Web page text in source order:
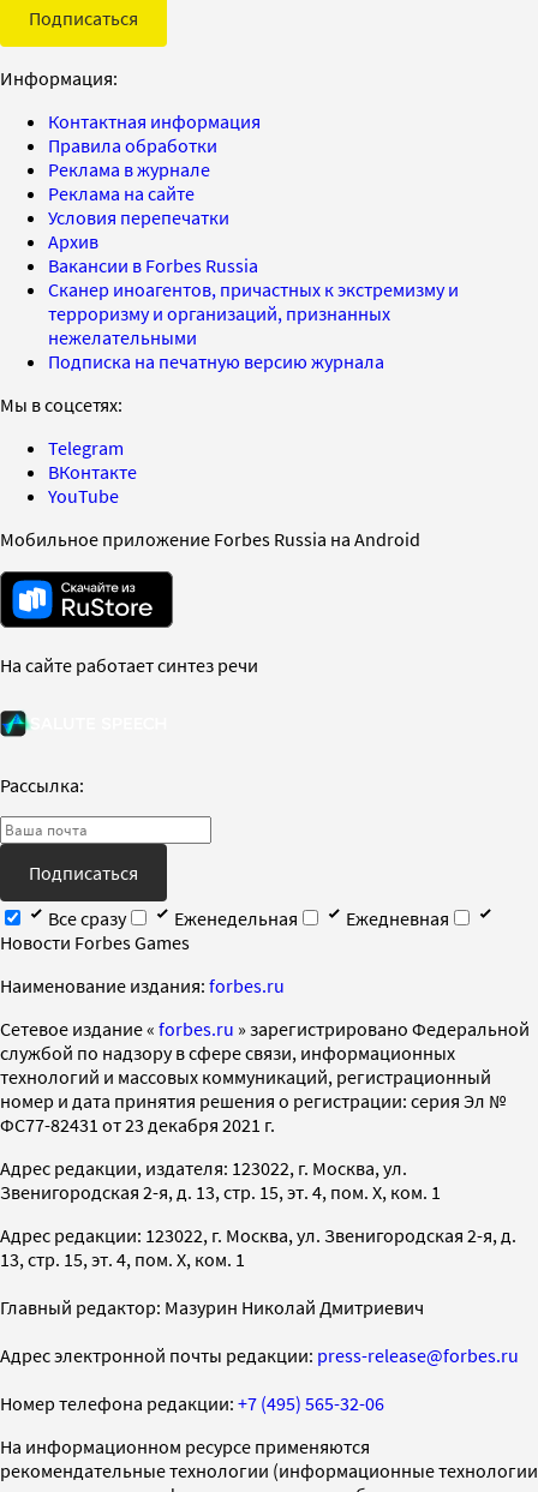
Подписаться
Информация:
Контактная информация
Правила обработки
Реклама в журнале
Реклама на сайте
Условия перепечатки
Архив
Вакансии в Forbes Russia
Сканер иноагентов, причастных к экстремизму и
терроризму и организаций, признанных
нежелательными
Подписка на печатную версию журнала
Мы в соцсетях:
Telegram
ВКонтакте
YouTube
Мобильное приложение Forbes Russia на Android
На сайте работает синтез речи
Рассылка:
Подписаться
Все сразу
Еженедельная
Ежедневная
Новости Forbes Games
Наименование издания: forbes.ru
Cетевое издание « forbes.ru » зарегистрировано Федеральной
службой по надзору в сфере связи, информационных
технологий и массовых коммуникаций, регистрационный
номер и дата принятия решения о регистрации: серия Эл №
ФС77-82431 от 23 декабря 2021 г.
Адрес редакции, издателя: 123022, г. Москва, ул.
Звенигородская 2-я, д. 13, стр. 15, эт. 4, пом. X, ком. 1
Адрес редакции: 123022, г. Москва, ул. Звенигородская 2-я, д.
13, стр. 15, эт. 4, пом. X, ком. 1
Главный редактор: Мазурин Николай Дмитриевич
Адрес электронной почты редакции: press-release@forbes.ru
Номер телефона редакции: +7 (495) 565-32-06
На информационном ресурсе применяются
рекомендательные технологии (информационные технологии